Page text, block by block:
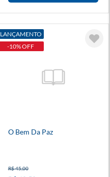
LANÇAMENTO
-10% OFF
O Bem Da Paz
R$ 45,00